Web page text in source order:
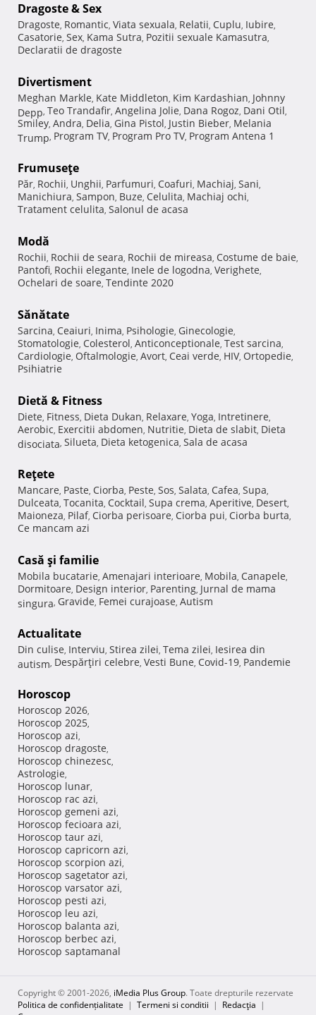
Dragoste & Sex
Dragoste, Romantic, Viata sexuala, Relatii, Cuplu, Iubire,
Casatorie, Sex, Kama Sutra, Pozitii sexuale Kamasutra,
Declaratii de dragoste
Divertisment
Meghan Markle, Kate Middleton, Kim Kardashian, Johnny
Depp, Teo Trandafir, Angelina Jolie, Dana Rogoz, Dani Otil,
Smiley, Andra, Delia, Gina Pistol, Justin Bieber, Melania
Trump, Program TV, Program Pro TV, Program Antena 1
Frumuseţe
Păr, Rochii, Unghii, Parfumuri, Coafuri, Machiaj, Sani,
Manichiura, Sampon, Buze, Celulita, Machiaj ochi,
Tratament celulita, Salonul de acasa
Modă
Rochii, Rochii de seara, Rochii de mireasa, Costume de baie,
Pantofi, Rochii elegante, Inele de logodna, Verighete,
Ochelari de soare, Tendinte 2020
Sănătate
Sarcina, Ceaiuri, Inima, Psihologie, Ginecologie,
Stomatologie, Colesterol, Anticonceptionale, Test sarcina,
Cardiologie, Oftalmologie, Avort, Ceai verde, HIV, Ortopedie,
Psihiatrie
Dietă & Fitness
Diete, Fitness, Dieta Dukan, Relaxare, Yoga, Intretinere,
Aerobic, Exercitii abdomen, Nutritie, Dieta de slabit, Dieta
disociata, Silueta, Dieta ketogenica, Sala de acasa
Reţete
Mancare, Paste, Ciorba, Peste, Sos, Salata, Cafea, Supa,
Dulceata, Tocanita, Cocktail, Supa crema, Aperitive, Desert,
Maioneza, Pilaf, Ciorba perisoare, Ciorba pui, Ciorba burta,
Ce mancam azi
Casă şi familie
Mobila bucatarie, Amenajari interioare, Mobila, Canapele,
Dormitoare, Design interior, Parenting, Jurnal de mama
singura, Gravide, Femei curajoase, Autism
Actualitate
Din culise, Interviu, Stirea zilei, Tema zilei, Iesirea din
autism, Despărţiri celebre, Vesti Bune, Covid-19, Pandemie
Horoscop
Horoscop 2026,
Horoscop 2025,
Horoscop azi,
Horoscop dragoste,
Horoscop chinezesc,
Astrologie,
Horoscop lunar,
Horoscop rac azi,
Horoscop gemeni azi,
Horoscop fecioara azi,
Horoscop taur azi,
Horoscop capricorn azi,
Horoscop scorpion azi,
Horoscop sagetator azi,
Horoscop varsator azi,
Horoscop pesti azi,
Horoscop leu azi,
Horoscop balanta azi,
Horoscop berbec azi,
Horoscop saptamanal
Copyright © 2001-2026, iMedia Plus Group. Toate drepturile rezervate
Politica de confidențialitate | Termeni si conditii | Redacţia |